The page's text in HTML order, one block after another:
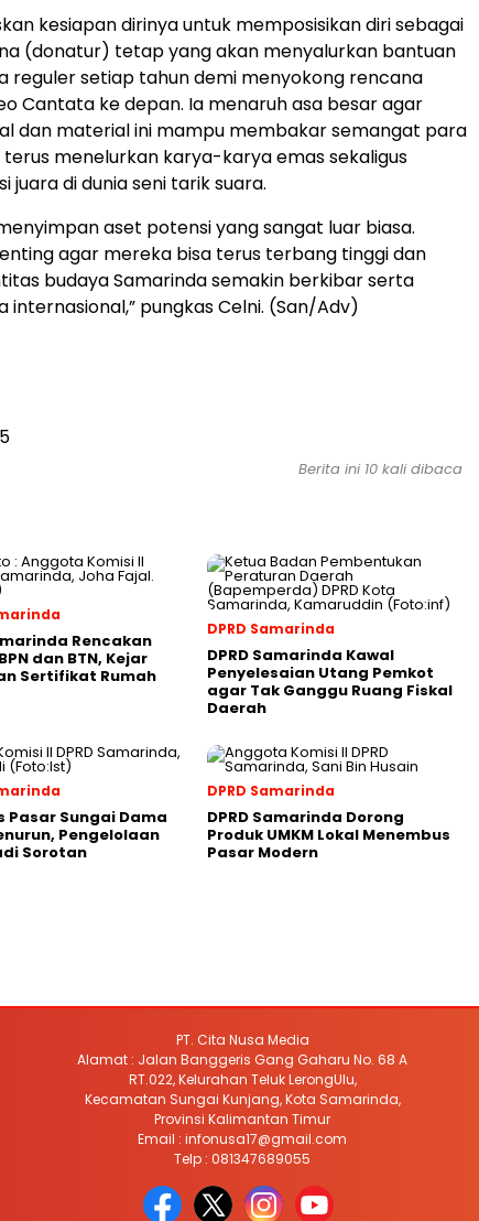
kesiapan dirinya untuk memposisikan diri sebagai
(donatur) tetap yang akan menyalurkan bantuan
reguler setiap tahun demi menyokong rencana
Cantata ke depan. Ia menaruh asa besar agar
dan material ini mampu membakar semangat para
menelurkan karya-karya emas sekaligus
juara di dunia seni tarik suara.
aset potensi yang sangat luar biasa.
agar mereka bisa terus terbang tinggi dan
budaya Samarinda semakin berkibar serta
internasional,” pungkas Celni. (San/Adv)
Berita ini 10 kali dibaca
Rencakan
dan BTN, Kejar
Sertifikat Rumah
DPRD Samarinda
DPRD Samarinda Kawal
Penyelesaian Utang Pemkot
agar Tak Ganggu Ruang Fiskal
Daerah
Pasar Sungai Dama
Pengelolaan
Sorotan
DPRD Samarinda
DPRD Samarinda Dorong
Produk UMKM Lokal Menembus
Pasar Modern
PT. Cita Nusa Media
Alamat : Jalan Banggeris Gang Gaharu No. 68 A
RT.022, Kelurahan Teluk LerongUlu,
Kecamatan Sungai Kunjang, Kota Samarinda,
Provinsi Kalimantan Timur
Email : infonusa17@gmail.com
Telp : 081347689055